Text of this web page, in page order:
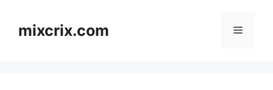
contentmixcrix.com Menu